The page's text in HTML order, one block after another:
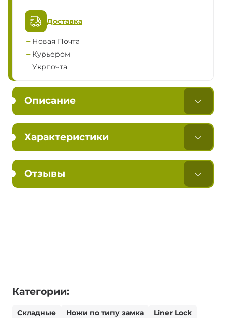
Доставка
Новая Почта
Курьером
Укрпочта
Описание
Характеристики
Отзывы
Категории:
Складные Ножи по типу замка
Liner Lock